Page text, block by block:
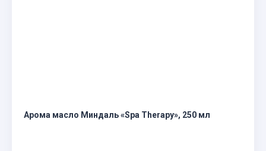
Арома масло Миндаль «Spa Therapy», 250 мл